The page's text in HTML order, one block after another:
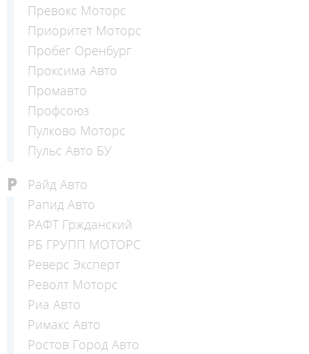
Превокс Моторс
Приоритет Моторс
Пробег Оренбург
Проксима Авто
Промавто
Профсоюз
Пулково Моторс
Пульс Авто БУ
Р
Райд Авто
Рапид Авто
РАФТ Гржданский
РБ ГРУПП МОТОРС
Реверс Эксперт
Револт Моторс
Риа Авто
Римакс Авто
Ростов Город Авто